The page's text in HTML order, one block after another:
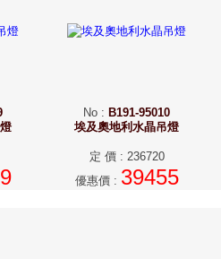
No : B191-95010
埃及奧地利水晶吊燈
定 價: 236720
優惠價: 39455